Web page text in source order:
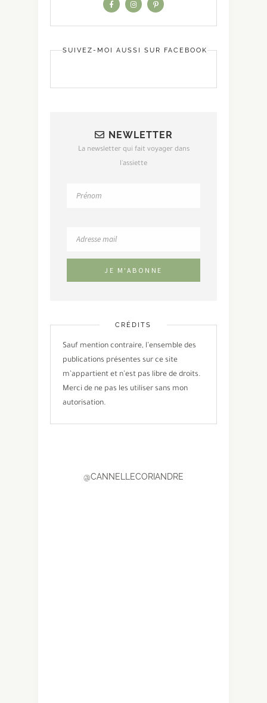
SUIVEZ-MOI AUSSI SUR FACEBOOK
NEWLETTER
La newsletter qui fait voyager dans
l'assiette
CRÉDITS
Sauf mention contraire, l’ensemble des
publications présentes sur ce site
m’appartient et n’est pas libre de droits.
Merci de ne pas les utiliser sans mon
autorisation.
@CANNELLECORIANDRE